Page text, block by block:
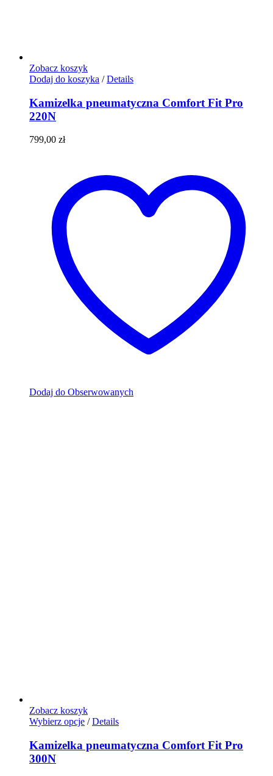
Zobacz koszyk
Dodaj do koszyka / Details
Kamizelka pneumatyczna Comfort Fit Pro
220N
799,00 zł
Dodaj do Obserwowanych
Zobacz koszyk
Wybierz opcje Ten
ma
wiele
/ Details
Kamizelka pneumatyczna Comfort Fit Pro
300N